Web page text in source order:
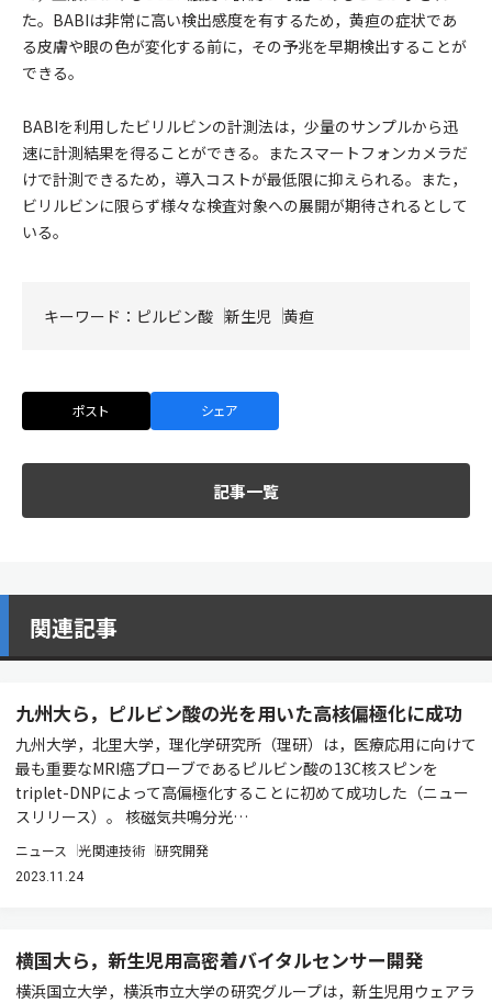
た。BABIは非常に高い検出感度を有するため，黄疸の症状であ
る皮膚や眼の色が変化する前に，その予兆を早期検出することが
できる。
BABIを利用したビリルビンの計測法は，少量のサンプルから迅
速に計測結果を得ることができる。またスマートフォンカメラだ
けで計測できるため，導入コストが最低限に抑えられる。また，
ビリルビンに限らず様々な検査対象への展開が期待されるとして
いる。
キーワード： ピルビン酸 新生児 黄疸
ポスト シェア
記事一覧
関連記事
九州大ら，ピルビン酸の光を用いた高核偏極化に成功
九州大学，北里大学，理化学研究所（理研）は，医療応用に向けて
最も重要なMRI癌プローブであるピルビン酸の13C核スピンを
triplet-DNPによって高偏極化することに初めて成功した（ニュー
スリリース）。 核磁気共鳴分光…
ニュース 光関連技術 研究開発
2023.11.24
横国大ら，新生児用高密着バイタルセンサー開発
横浜国立大学，横浜市立大学の研究グループは，新生児用ウェアラ